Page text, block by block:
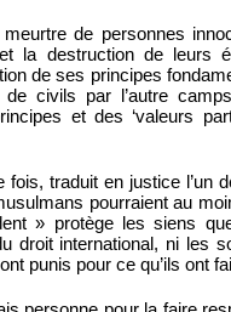
de personnes
la destruction de leurs
de ses principes
civils par l’autre
et des ‘valeurs
fois, traduit en justice l’un
pourraient au
» protège les siens
droit international, ni les
punis pour ce qu’ils ont